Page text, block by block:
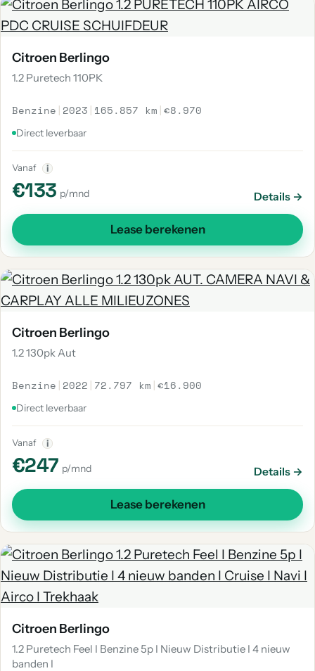
Citroen Berlingo
1.2 Puretech 110PK
Benzine | 2023 | 165.857 km |€8.970
Direct leverbaar
Vanaf i
€133 p/mnd Details →
Lease berekenen
Citroen Berlingo
1.2 130pk Aut
Benzine | 2022 | 72.797 km |€16.900
Direct leverbaar
Vanaf i
€247 p/mnd Details →
Lease berekenen
Citroen Berlingo
1.2 Puretech Feel I Benzine 5p I Nieuw Distributie I 4 nieuw
banden I